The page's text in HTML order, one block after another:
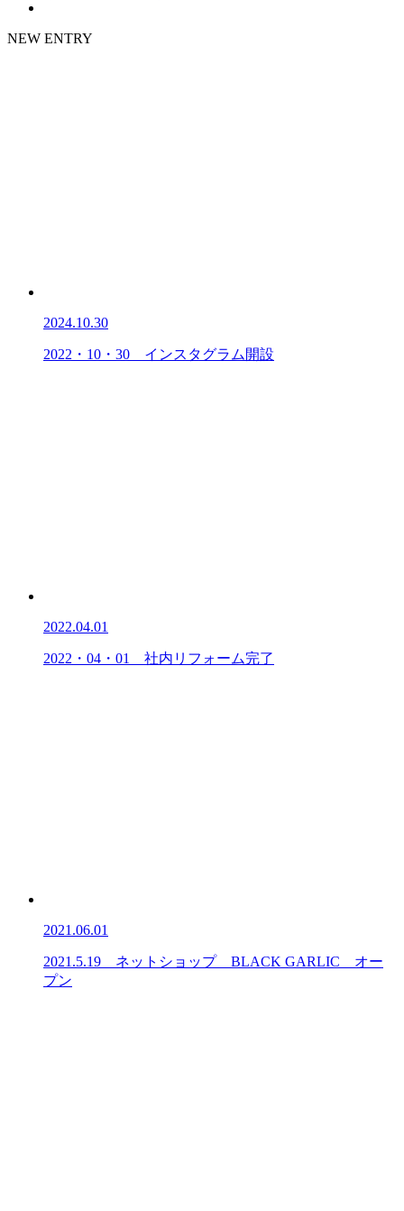
NEW ENTRY
2024.10.30
2022・10・30 インスタグラム開設
2022.04.01
2022・04・01 社内リフォーム完了
2021.06.01
2021.5.19 ネットショップ BLACK GARLIC オー
プン